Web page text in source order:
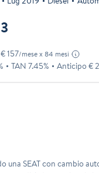
157/mese x 84 mesi
TAN 7.45% Anticipo €
una SEAT con cambio